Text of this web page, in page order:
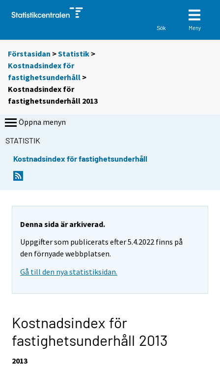
Sök Meny
Förstasidan >Statistik >
Kostnadsindex för
fastighetsunderhåll >
Kostnadsindex för
fastighetsunderhåll 2013
Öppna menyn
STATISTIK
Kostnadsindex för fastighetsunderhåll
Denna sida är arkiverad.
Uppgifter som publicerats efter 5.4.2022 finns på
den förnyade webbplatsen.
Gå till den nya statistiksidan.
Kostnadsindex för
fastighetsunderhåll 2013
2013